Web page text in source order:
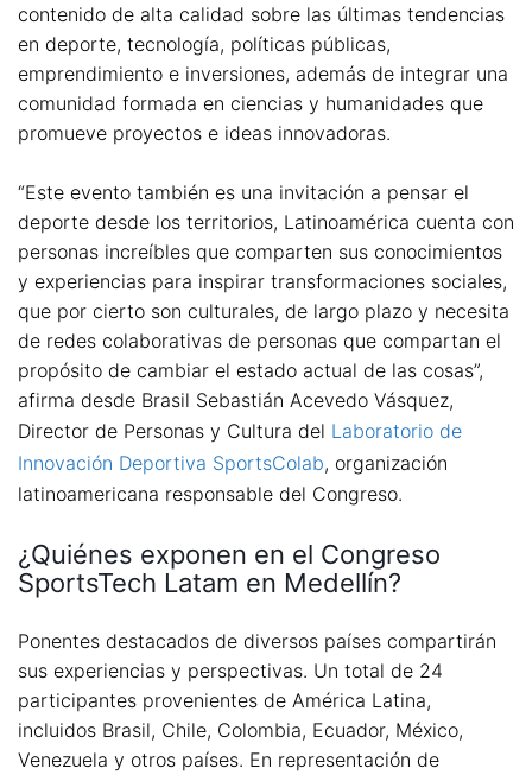
contenido de alta calidad sobre las últimas tendencias
en deporte, tecnología, políticas públicas,
emprendimiento e inversiones, además de integrar una
comunidad formada en ciencias y humanidades que
promueve proyectos e ideas innovadoras.
“Este evento también es una invitación a pensar el
deporte desde los territorios, Latinoamérica cuenta con
personas increíbles que comparten sus conocimientos
y experiencias para inspirar transformaciones sociales,
que por cierto son culturales, de largo plazo y necesita
de redes colaborativas de personas que compartan el
propósito de cambiar el estado actual de las cosas”,
afirma desde Brasil Sebastián Acevedo Vásquez,
Director de Personas y Cultura del Laboratorio de
Innovación Deportiva SportsColab, organización
latinoamericana responsable del Congreso.
¿Quiénes exponen en el Congreso
SportsTech Latam en Medellín?
Ponentes destacados de diversos países compartirán
sus experiencias y perspectivas. Un total de 24
participantes provenientes de América Latina,
incluidos Brasil, Chile, Colombia, Ecuador, México,
Venezuela y otros países. En representación de